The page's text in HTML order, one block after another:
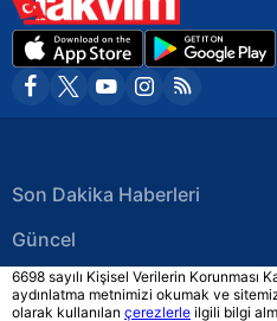
Son Dakika Haberleri
Güncel
Ekonomi Haberleri
6698 sayılı Kişisel Verilerin Korunması
aydınlatma metnimizi okumak ve
olarak kullanılan çerezlerle ilgili bilgi